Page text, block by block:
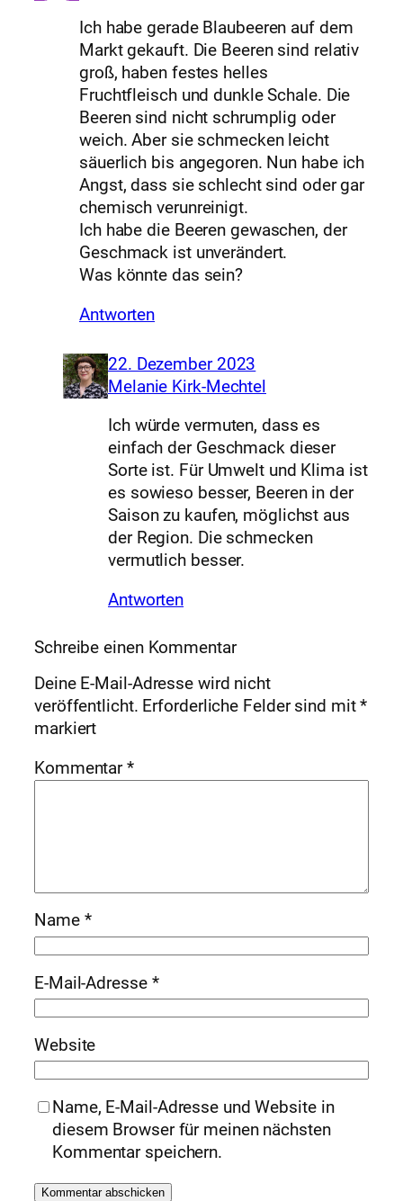
Ich habe gerade Blaubeeren auf dem
Markt gekauft. Die Beeren sind relativ
groß, haben festes helles
Fruchtfleisch und dunkle Schale. Die
Beeren sind nicht schrumplig oder
weich. Aber sie schmecken leicht
säuerlich bis angegoren. Nun habe ich
Angst, dass sie schlecht sind oder gar
chemisch verunreinigt.
Ich habe die Beeren gewaschen, der
Geschmack ist unverändert.
Was könnte das sein?
Antworten
22. Dezember 2023
Melanie Kirk-Mechtel
Ich würde vermuten, dass es
einfach der Geschmack dieser
Sorte ist. Für Umwelt und Klima ist
es sowieso besser, Beeren in der
Saison zu kaufen, möglichst aus
der Region. Die schmecken
vermutlich besser.
Antworten
Schreibe einen Kommentar
Deine E-Mail-Adresse wird nicht
veröffentlicht. Erforderliche Felder sind mit*
markiert
Kommentar*
Name *
E-Mail-Adresse *
Website
Name, E-Mail-Adresse und Website in
diesem Browser für meinen nächsten
Kommentar speichern.